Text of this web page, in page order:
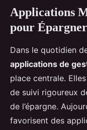
Top
Maximiser
Romy 6 mars 2025
Applications
pour Épargner
Dans le quotidien
applications de
place centrale.
de suivi rigoureux
de l’épargne.
favorisent des